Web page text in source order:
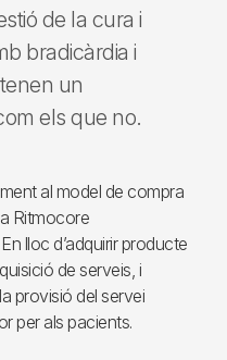
de la cura i
bradicàrdia i
un
els que no.
al model de compra
Ritmocore
En lloc d’adquirir producte
de serveis, i
provisió del servei
per als pacients.